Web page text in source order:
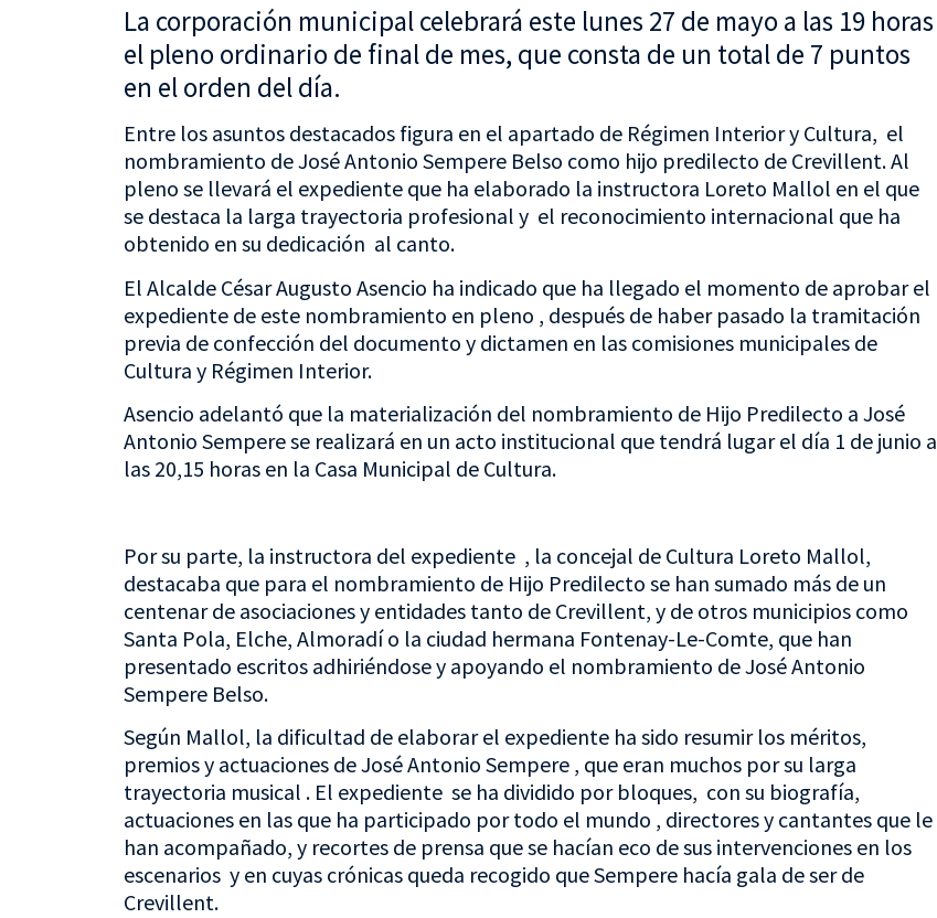
La corporación municipal celebrará este lunes 27 de mayo a las 19 horas
el pleno ordinario de final de mes, que consta de un total de 7 puntos
en el orden del día.
Entre los asuntos destacados figura en el apartado de Régimen Interior y Cultura, el
nombramiento de José Antonio Sempere Belso como hijo predilecto de Crevillent. Al
pleno se llevará el expediente que ha elaborado la instructora Loreto Mallol en el que
se destaca la larga trayectoria profesional y el reconocimiento internacional que ha
obtenido en su dedicación al canto.
El Alcalde César Augusto Asencio ha indicado que ha llegado el momento de aprobar el
expediente de este nombramiento en pleno , después de haber pasado la tramitación
previa de confección del documento y dictamen en las comisiones municipales de
Cultura y Régimen Interior.
Asencio adelantó que la materialización del nombramiento de Hijo Predilecto a José
Antonio Sempere se realizará en un acto institucional que tendrá lugar el día 1 de junio a
las 20,15 horas en la Casa Municipal de Cultura.
Por su parte, la instructora del expediente , la concejal de Cultura Loreto Mallol,
destacaba que para el nombramiento de Hijo Predilecto se han sumado más de un
centenar de asociaciones y entidades tanto de Crevillent, y de otros municipios como
Santa Pola, Elche, Almoradí o la ciudad hermana Fontenay-Le-Comte, que han
presentado escritos adhiriéndose y apoyando el nombramiento de José Antonio
Sempere Belso.
Según Mallol, la dificultad de elaborar el expediente ha sido resumir los méritos,
premios y actuaciones de José Antonio Sempere , que eran muchos por su larga
trayectoria musical . El expediente se ha dividido por bloques, con su biografía,
actuaciones en las que ha participado por todo el mundo , directores y cantantes que le
han acompañado, y recortes de prensa que se hacían eco de sus intervenciones en los
escenarios y en cuyas crónicas queda recogido que Sempere hacía gala de ser de
Crevillent.